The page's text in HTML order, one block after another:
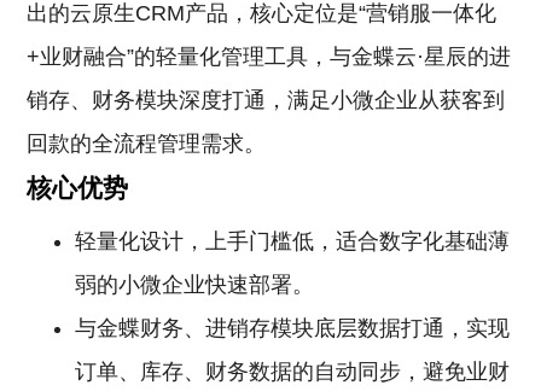
出的云原生CRM产品，核心定位是“营销服一体化
+业财融合”的轻量化管理工具，与金蝶云·星辰的进
销存、财务模块深度打通，满足小微企业从获客到
回款的全流程管理需求。
核心优势
轻量化设计，上手门槛低，适合数字化基础薄
弱的小微企业快速部署。
与金蝶财务、进销存模块底层数据打通，实现
订单、库存、财务数据的自动同步，避免业财